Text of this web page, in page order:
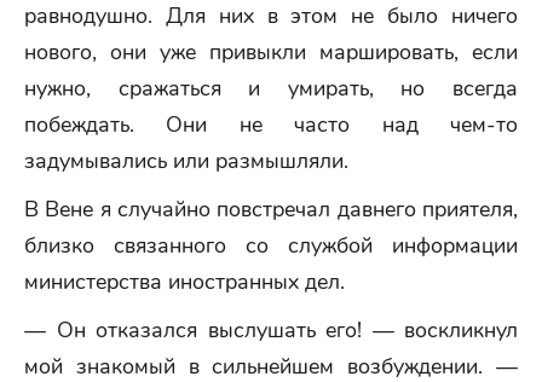
равнодушно. Для них в этом не было ничего
нового, они уже привыкли маршировать, если
нужно, сражаться и умирать, но всегда
побеждать. Они не часто над чем-то
задумывались или размышляли.
В Вене я случайно повстречал давнего приятеля,
близко связанного со службой информации
министерства иностранных дел.
— Он отказался выслушать его! — воскликнул
мой знакомый в сильнейшем возбуждении. —